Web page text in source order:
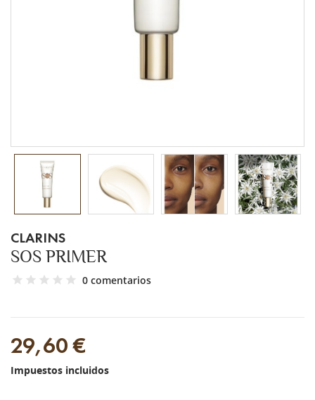
CLARINS
SOS PRIMER
0 comentarios
29,60 €
Impuestos incluidos